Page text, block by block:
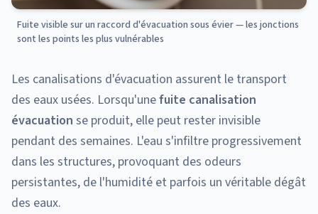
Fuite visible sur un raccord d'évacuation sous évier — les jonctions
sont les points les plus vulnérables
Les canalisations d'évacuation assurent le transport
des eaux usées. Lorsqu'unefuite canalisation
évacuation se produit, elle peut rester invisible
pendant des semaines. L'eau s'infiltre progressivement
dans les structures, provoquant des odeurs
persistantes, de l'humidité et parfois un véritable dégât
des eaux.